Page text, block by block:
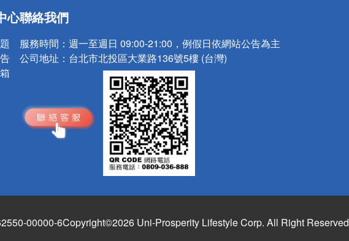
！
心聯絡我們
服務時間： 週一至週日 09:00-21:00，例假日依網站公告為主
公司地址： 台北市北投區大業路136號5樓 (台灣)
00000-6Copyright©2026 Uni-Prosperity Lifestyle Corp. All Right Reserved